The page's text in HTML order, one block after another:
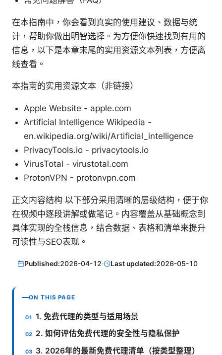
在本指南中，你会看到真实的使用建议、数据与统
计，帮助你做出明智选择。为方便你快速找到有用的
信息，以下是本章末尾的实用资源文本列表，方便离
线查看。
本指南的实用资源文本（非链接）
Apple Website - apple.com
Artificial Intelligence Wikipedia -
en.wikipedia.org/wiki/Artificial_intelligence
PrivacyTools.io - privacytools.io
VirusTotal - virustotal.com
ProtonVPN - protonvpn.com
正文内容结构 以下部分采用清晰的层级结构，便于你
在视频中逐段讲解或做笔记。内容覆盖从基础概念到
具体实现的全栈信息，结合数据、表格和清单来提升
可读性与SEO表现。
Published:2026-04-12· Last updated:2026-05-10
ON THIS PAGE
1. 免费代理的类型与适用场景
2. 如何评估免费代理的安全性与隐私保护
3. 2026年的最新免费代理清单（按类型整理）